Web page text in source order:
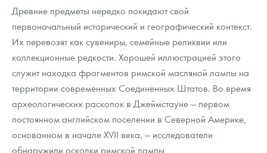
Древние предметы нередко покидают свой
первоначальный исторический и географический контекст.
Их перевозят как сувениры, семейные реликвии или
коллекционные редкости. Хорошей иллюстрацией этого
служит находка фрагментов римской масляной лампы на
территории современных Соединенных Штатов. Во время
археологических раскопок в Джеймстауне — первом
постоянном английском поселении в Северной Америке,
основанном в начале XVII века, — исследователи
обнаружили осколки римской лампы